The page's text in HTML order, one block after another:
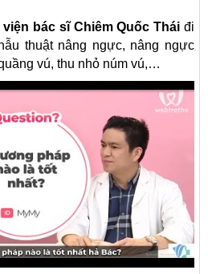
viện bác sĩ Chiêm Quốc Thái đi
thuật nâng ngực, nâng ngực
vú, thu nhỏ núm vú,…